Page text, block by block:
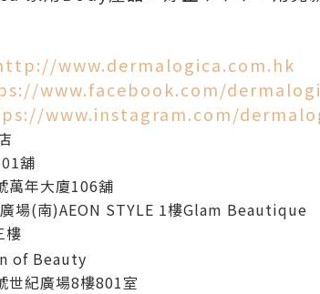
www.dermalogica.com.hk
www.facebook.com/
www.instagram.com/
舖
萬年大廈106舖
場(南)AEON STYLE 1樓Glam Beautique
樓
of Beauty
世紀廣場8樓801室